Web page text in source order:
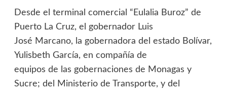
Desde el terminal comercial “Eulalia Buroz” de
Puerto La Cruz, el gobernador Luis
José Marcano, la gobernadora del estado Bolívar,
Yulisbeth García, en compañía de
equipos de las gobernaciones de Monagas y
Sucre; del Ministerio de Transporte, y del